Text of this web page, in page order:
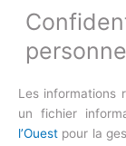
Les informations
un fichier
l’Ouest pour la